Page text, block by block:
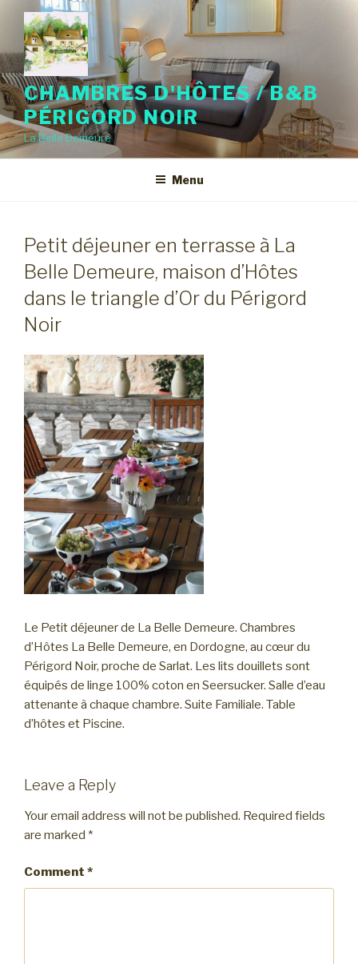
content
CHAMBRES D'HÔTES / B&B
PÉRIGORD NOIR
La Belle Demeure
Menu
Petit déjeuner en terrasse à La
Belle Demeure, maison d’Hôtes
dans le triangle d’Or du Périgord
Noir
Le Petit déjeuner de La Belle Demeure. Chambres
d’Hôtes La Belle Demeure, en Dordogne, au cœur du
Périgord Noir, proche de Sarlat. Les lits douillets sont
équipés de linge 100% coton en Seersucker. Salle d’eau
attenante à chaque chambre. Suite Familiale. Table
d’hôtes et Piscine.
Leave a Reply
Your email address will not be published. Required fields
are marked *
Comment *